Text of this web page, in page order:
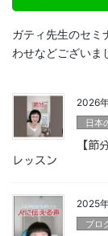
ガティ先生のセミ
わせなどございま
2026
日本
【
レッスン
2025
ブロ